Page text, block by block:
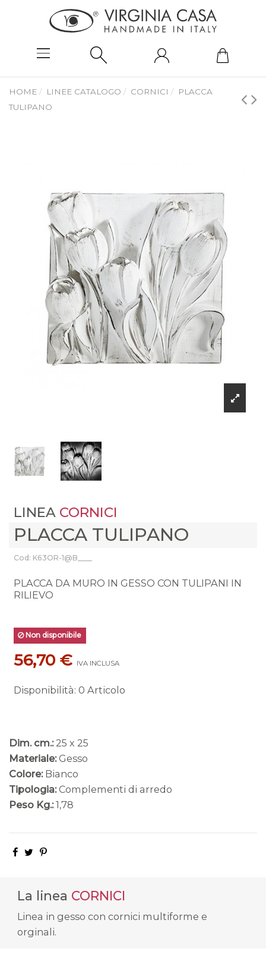
HOME LINEE CATALOGO CORNICI
PLACCA
TULIPANO
LINEA CORNICI
PLACCA TULIPANO
Cod: K63OR-1@B____
PLACCA DA MURO IN GESSO CON TULIPANI IN
RILIEVO
Non disponibile
56,70 € IVA INCLUSA
Disponibilità: 0 Articolo
Dim. cm.: 25 x 25
Materiale: Gesso
Colore: Bianco
Tipologia: Complementi di arredo
Peso Kg.: 1,78
La linea CORNICI
Linea in gesso con cornici multiforme e
orginali.